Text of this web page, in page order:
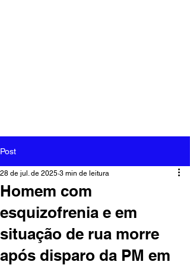
Post
Homem com
esquizofrenia e em
situação de rua morre
após disparo da PM em
28 de jul. de 2025 3 min de leitura